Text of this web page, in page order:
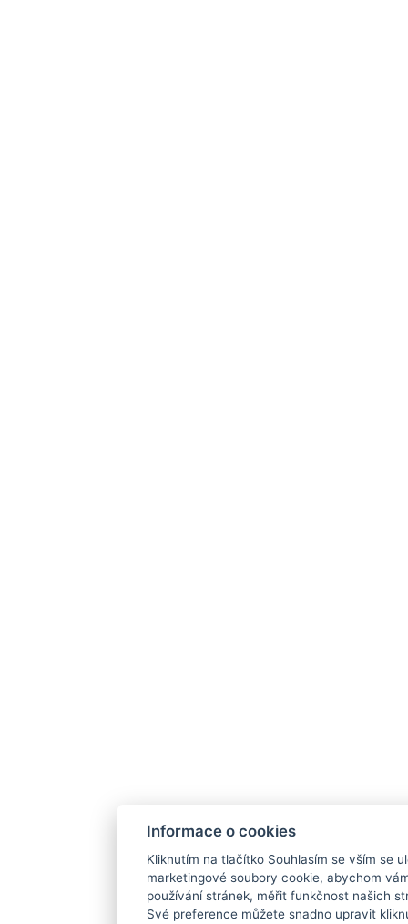
Informace o cookies
Kliknutím na tlačítko Souhlasím se vším se
marketingové soubory cookie, abychom
používání stránek, měřit funkčnost našich
Své preference můžete snadno upravit